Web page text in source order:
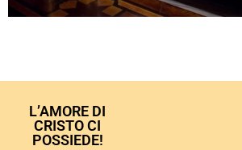
L’AMORE DI
CRISTO CI
POSSIEDE!